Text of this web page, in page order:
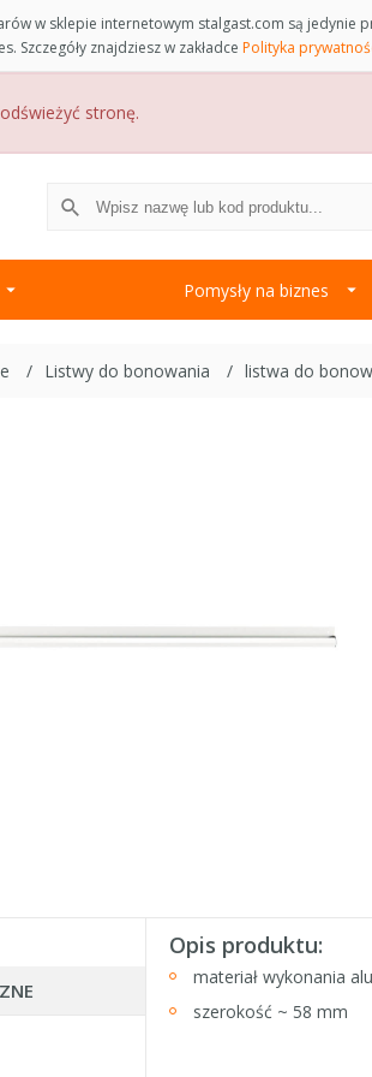
w sklepie internetowym stalgast.com są jedynie
Szczegóły znajdziesz w zakładce Polityka
stronę.
Pomysły na biznes
Listwy do bonowania listwa do
Opis produktu:
materiał wykonania
szerokość ~ 58 mm